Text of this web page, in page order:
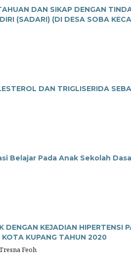
DAN SIKAP DENGAN
(SADARI) (DI DESA SOBA
DAN TRIGLISERIDA
Belajar Pada Anak Sekolah
DENGAN KEJADIAN HIPERTENSI
KUPANG TAHUN 2020
Feoh